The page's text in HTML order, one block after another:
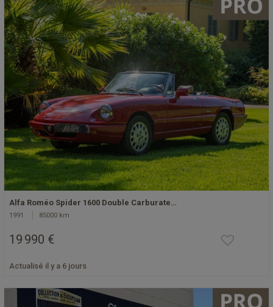
Alfa Roméo Spider 1600 Double Carburate…
1991 85000 km
19 990 €
Actualisé il y a 6 jours